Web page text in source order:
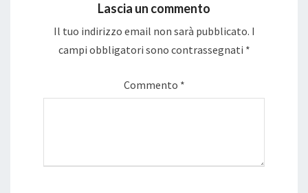
Lascia un commento
Il tuo indirizzo email non sarà pubblicato. I
campi obbligatori sono contrassegnati *
Commento *